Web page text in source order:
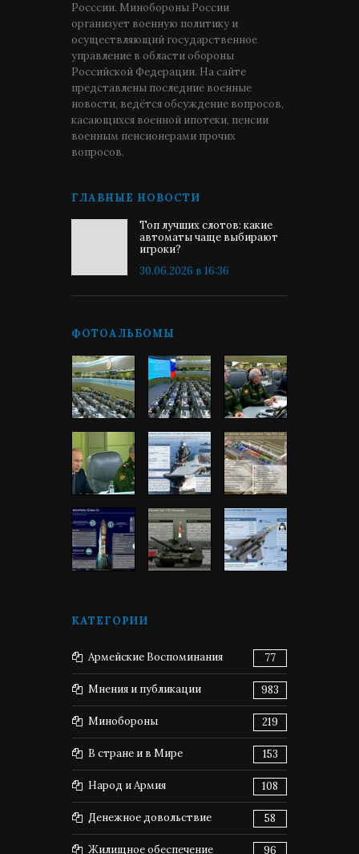
Росссии. Минобороны России
организует военную политику и
осуществляющий государственное
управление в области обороны
Российской Федерации. На сайте
представлены последние военные
новости, ведётся обсуждение вопросов,
касающихся военной ипотеки, пенсии
военным пенсионерами прочих
вопросов.
ГЛАВНЫЕ НОВОСТИ
Топ лучших слотов: какие
автоматы чаще выбирают
игроки?
30.06.2026 в 16:36
ФОТОАЛЬБОМЫ
КАТЕГОРИИ
Армейские Воспоминания 77
Мнения и публикации 983
Минобороны 219
В стране и в Мире 153
Народ и Армия 108
Денежное довольствие 58
Жилищное обеспечение 96